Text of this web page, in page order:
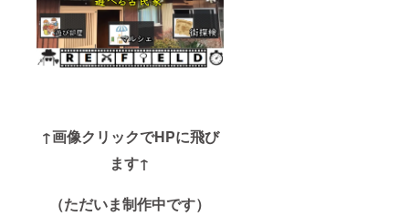
↑画像クリックでHPに飛び
ます↑
（ただいま制作中です）